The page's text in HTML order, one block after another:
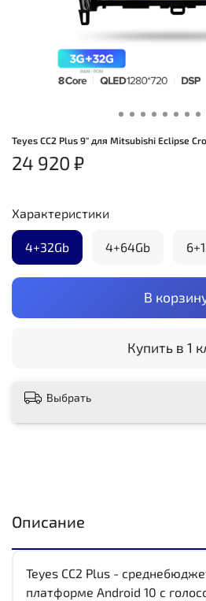
Teyes CC2 Plus 9" для Mitsubishi Eclipse
24 920 ₽
В
Купить в 1
Характеристики
4+32Gb 4+64Gb
Выбрать
Описание
Teyes CC2 Plus -
платформе Android 10 с